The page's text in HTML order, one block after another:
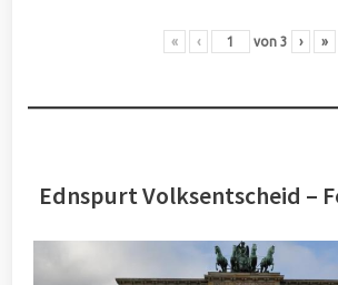
« ‹ von 3 › »
Ednspurt Volksentscheid –